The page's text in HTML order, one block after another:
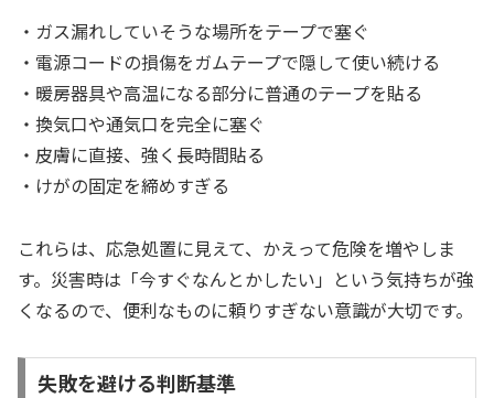
・ガス漏れしていそうな場所をテープで塞ぐ
・電源コードの損傷をガムテープで隠して使い続ける
・暖房器具や高温になる部分に普通のテープを貼る
・換気口や通気口を完全に塞ぐ
・皮膚に直接、強く長時間貼る
・けがの固定を締めすぎる
これらは、応急処置に見えて、かえって危険を増やしま
す。災害時は「今すぐなんとかしたい」という気持ちが強
くなるので、便利なものに頼りすぎない意識が大切です。
失敗を避ける判断基準